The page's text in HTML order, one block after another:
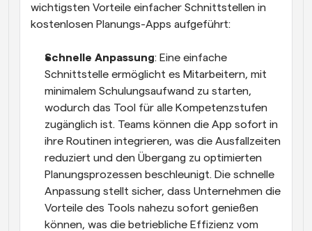
wichtigsten Vorteile einfacher Schnittstellen in
kostenlosen Planungs-Apps aufgeführt:
Schnelle Anpassung: Eine einfache
Schnittstelle ermöglicht es Mitarbeitern, mit
minimalem Schulungsaufwand zu starten,
wodurch das Tool für alle Kompetenzstufen
zugänglich ist. Teams können die App sofort in
ihre Routinen integrieren, was die Ausfallzeiten
reduziert und den Übergang zu optimierten
Planungsprozessen beschleunigt. Die schnelle
Anpassung stellt sicher, dass Unternehmen die
Vorteile des Tools nahezu sofort genießen
können, was die betriebliche Effizienz vom